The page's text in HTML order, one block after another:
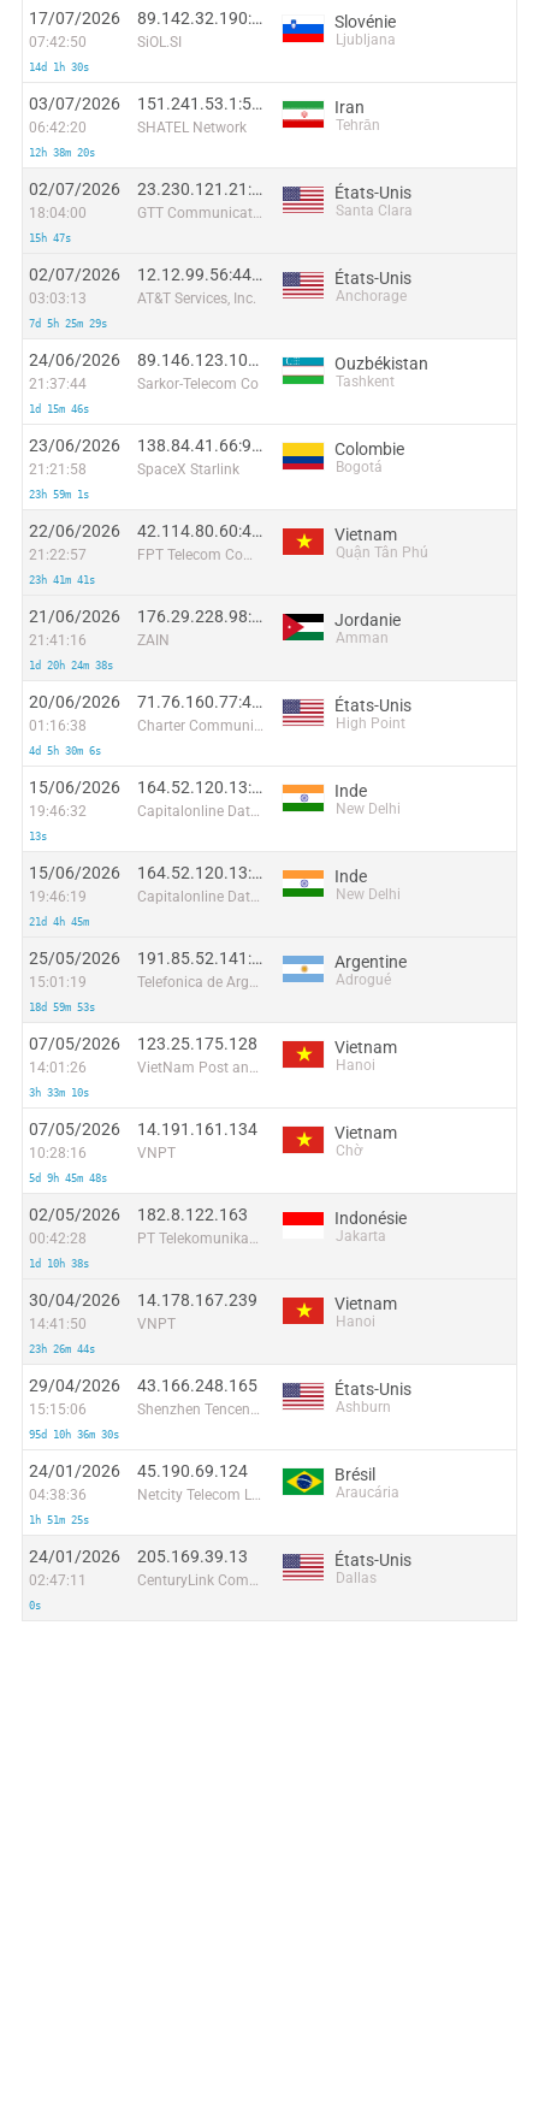
17/07/2026
07:42:50
14d 1h 30s
89.142.32.190:38762
SiOL.SI
Slovénie
Ljubljana
03/07/2026
06:42:20
12h 38m 20s
151.241.53.1:55010
SHATEL Network
Iran
Tehrān
02/07/2026
18:04:00
15h 47s
23.230.121.21:32698
GTT Communications Inc.
États-Unis
Santa Clara
02/07/2026
03:03:13
7d 5h 25m 29s
12.12.99.56:44826
AT&T Services, Inc.
États-Unis
Anchorage
24/06/2026
21:37:44
1d 15m 46s
89.146.123.104:34454
Sarkor-Telecom Co
Ouzbékistan
Tashkent
23/06/2026
21:21:58
23h 59m 1s
138.84.41.66:9668
SpaceX Starlink
Colombie
Bogotá
22/06/2026
21:22:57
23h 41m 41s
42.114.80.60:43734
FPT Telecom Company
Vietnam
Quận Tân Phú
21/06/2026
21:41:16
1d 20h 24m 38s
176.29.228.98:38957
ZAIN
Jordanie
Amman
20/06/2026
01:16:38
4d 5h 30m 6s
71.76.160.77:47673
Charter Communications
États-Unis
High Point
15/06/2026
19:46:32
13s
164.52.120.13:63619
Capitalonline Data Service (HK) Co
Inde
New Delhi
15/06/2026
19:46:19
21d 4h 45m
164.52.120.13:7328
Capitalonline Data Service (HK) Co
Inde
New Delhi
25/05/2026
15:01:19
18d 59m 53s
191.85.52.141:50626
Telefonica de Argentina
Argentine
Adrogué
07/05/2026
14:01:26
3h 33m 10s
123.25.175.128
VietNam Post and Telecom Corporation
Vietnam
Hanoi
07/05/2026
10:28:16
5d 9h 45m 48s
14.191.161.134
VNPT
Vietnam
Chờ
02/05/2026
00:42:28
1d 10h 38s
182.8.122.163
PT Telekomunikasi Selular Indonesia
Indonésie
Jakarta
30/04/2026
14:41:50
23h 26m 44s
14.178.167.239
VNPT
Vietnam
Hanoi
29/04/2026
15:15:06
95d 10h 36m 30s
43.166.248.165
Shenzhen Tencent Computer Systems Company Limited
États-Unis
Ashburn
24/01/2026
04:38:36
1h 51m 25s
45.190.69.124
Netcity Telecom Ltda
Brésil
Araucária
24/01/2026
02:47:11
0s
205.169.39.13
CenturyLink Communications, LLC
États-Unis
Dallas